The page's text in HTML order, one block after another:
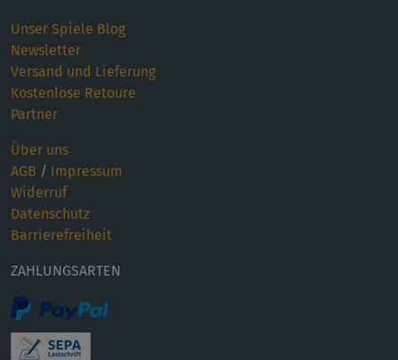
Unser Spiele Blog
Newsletter
Versand und Lieferung
Kostenlose Retoure
Partner
Über uns
AGB / Impressum
Widerruf
Datenschutz
Barrierefreiheit
ZAHLUNGSARTEN